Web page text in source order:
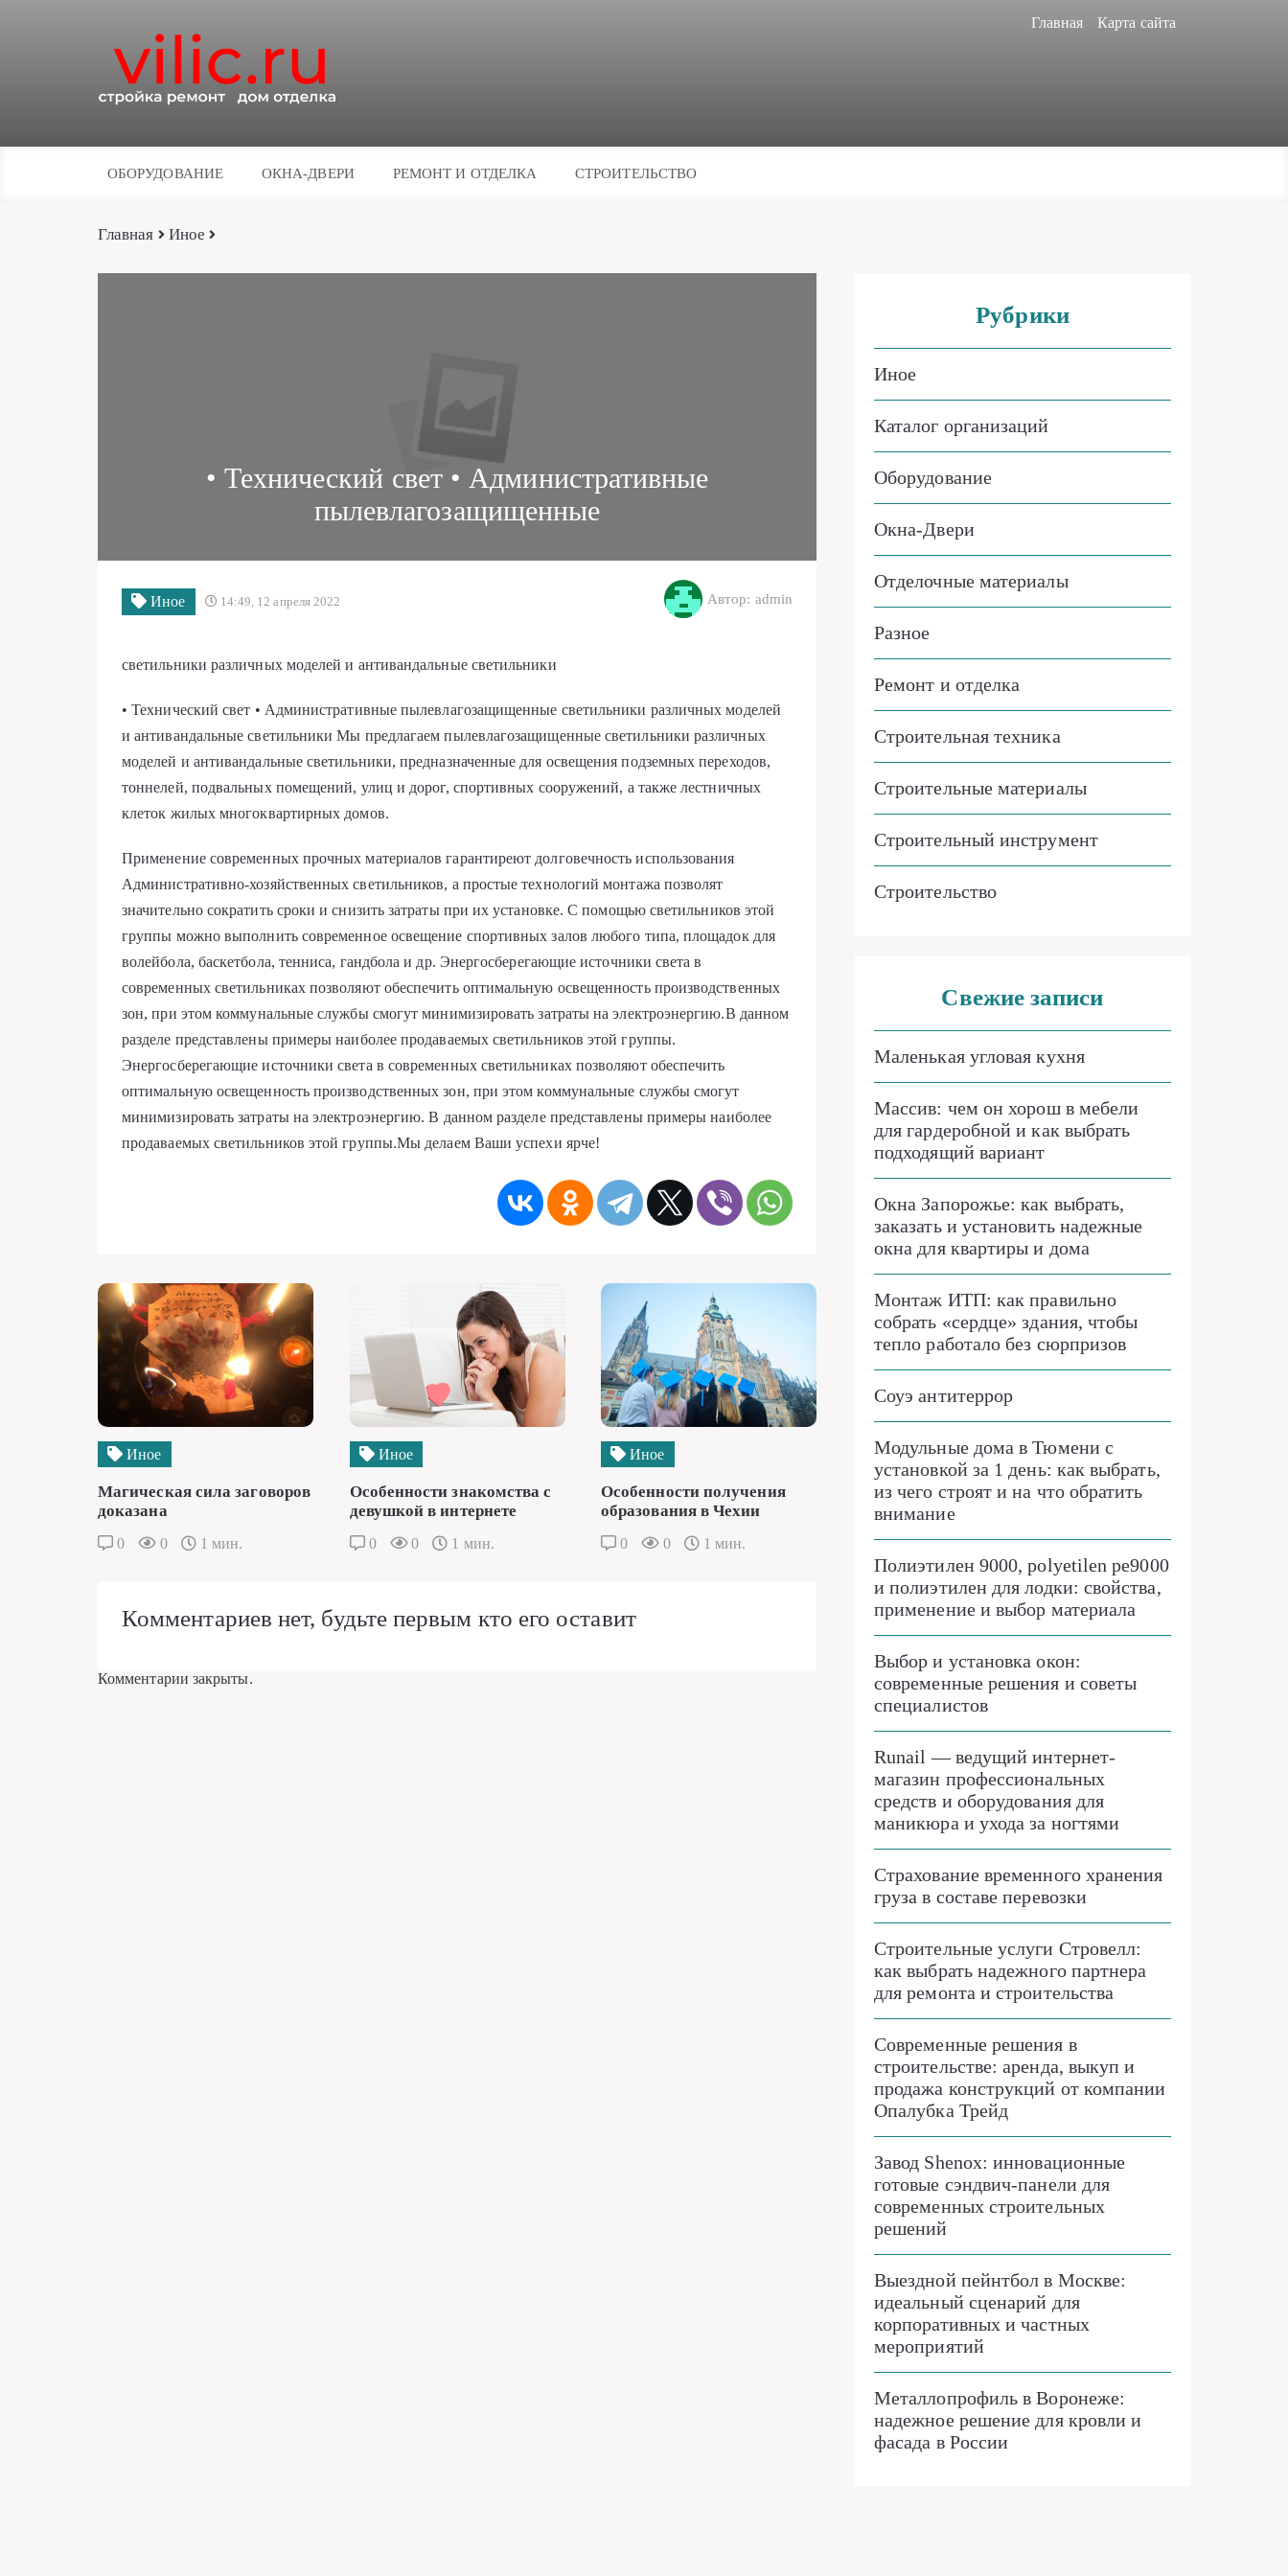
Главная Карта сайта
ОБОРУДОВАНИЕ ОКНА-ДВЕРИ РЕМОНТ И ОТДЕЛКА СТРОИТЕЛЬСТВО
Главная Иное
• Технический свет • Административные
пылевлагозащищенные
Иное 14:49, 12 апреля 2022 Автор: admin
светильники различных моделей и антивандальные светильники
• Технический свет • Административные пылевлагозащищенные светильники различных моделей
и антивандальные светильники Мы предлагаем пылевлагозащищенные светильники различных
моделей и антивандальные светильники, предназначенные для освещения подземных переходов,
тоннелей, подвальных помещений, улиц и дорог, спортивных сооружений, а также лестничных
клеток жилых многоквартирных домов.
Применение современных прочных материалов гарантиреют долговечность использования
Административно-хозяйственных светильников, а простые технологий монтажа позволят
значительно сократить сроки и снизить затраты при их установке. С помощью светильников этой
группы можно выполнить современное освещение спортивных залов любого типа, площадок для
волейбола, баскетбола, тенниса, гандбола и др. Энергосберегающие источники света в
современных светильниках позволяют обеспечить оптимальную освещенность производственных
зон, при этом коммунальные службы смогут минимизировать затраты на электроэнергию.В данном
разделе представлены примеры наиболее продаваемых светильников этой группы.
Энергосберегающие источники света в современных светильниках позволяют обеспечить
оптимальную освещенность производственных зон, при этом коммунальные службы смогут
минимизировать затраты на электроэнергию. В данном разделе представлены примеры наиболее
продаваемых светильников этой группы.Мы делаем Ваши успехи ярче!
Иное
Магическая сила заговоров
доказана
0 0 1 мин.
Иное
Особенности знакомства с
девушкой в интернете
0 0 1 мин.
Иное
Особенности получения
образования в Чехии
0 0 1 мин.
Комментариев нет, будьте первым кто его оставит
Комментарии закрыты.
Рубрики
Иное
Каталог организаций
Оборудование
Окна-Двери
Отделочные материалы
Разное
Ремонт и отделка
Строительная техника
Строительные материалы
Строительный инструмент
Строительство
Свежие записи
Маленькая угловая кухня
Массив: чем он хорош в мебели
для гардеробной и как выбрать
подходящий вариант
Окна Запорожье: как выбрать,
заказать и установить надежные
окна для квартиры и дома
Монтаж ИТП: как правильно
собрать «сердце» здания, чтобы
тепло работало без сюрпризов
Соуэ антитеррор
Модульные дома в Тюмени с
установкой за 1 день: как выбрать,
из чего строят и на что обратить
внимание
Полиэтилен 9000, polyetilen pe9000
и полиэтилен для лодки: свойства,
применение и выбор материала
Выбор и установка окон:
современные решения и советы
специалистов
Runail — ведущий интернет-
магазин профессиональных
средств и оборудования для
маникюра и ухода за ногтями
Страхование временного хранения
груза в составе перевозки
Строительные услуги Стровелл:
как выбрать надежного партнера
для ремонта и строительства
Современные решения в
строительстве: аренда, выкуп и
продажа конструкций от компании
Опалубка Трейд
Завод Shenox: инновационные
готовые сэндвич-панели для
современных строительных
решений
Выездной пейнтбол в Москве:
идеальный сценарий для
корпоративных и частных
мероприятий
Металлопрофиль в Воронеже:
надежное решение для кровли и
фасада в России